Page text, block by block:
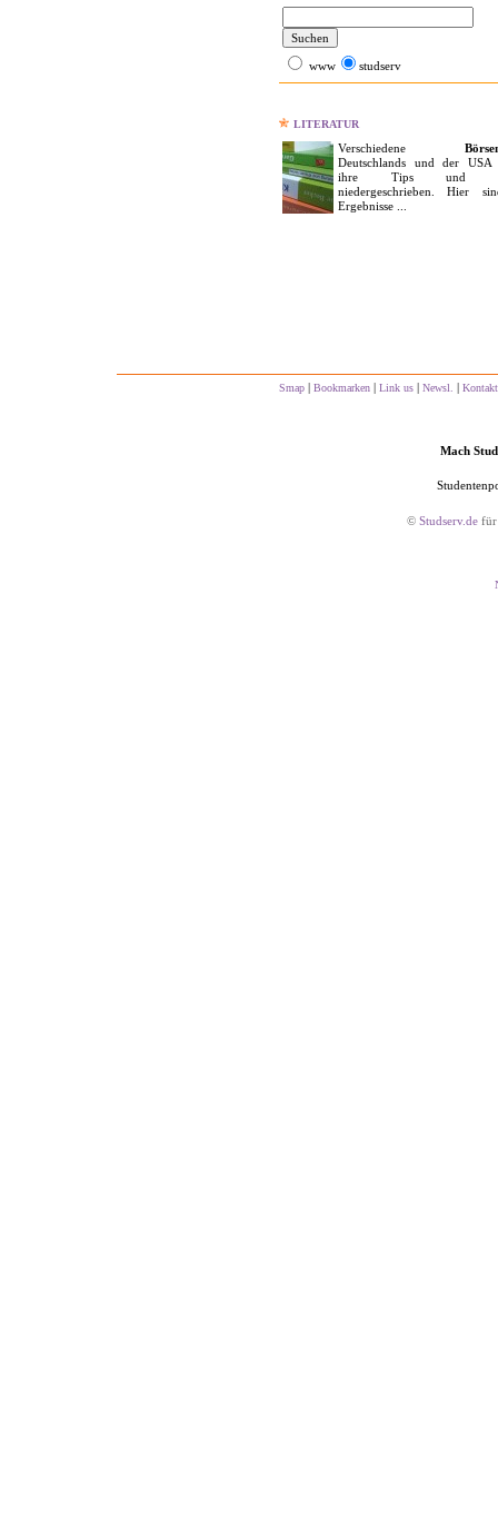
www studserv
LITERATUR
Verschiedene
Deutschlands und der USA
ihre Tips und
niedergeschrieben. Hier
Ergebnisse ...
Smap | Bookmarken | Link us | Newsl. | Kontakt
Mach
© Studserv.de für